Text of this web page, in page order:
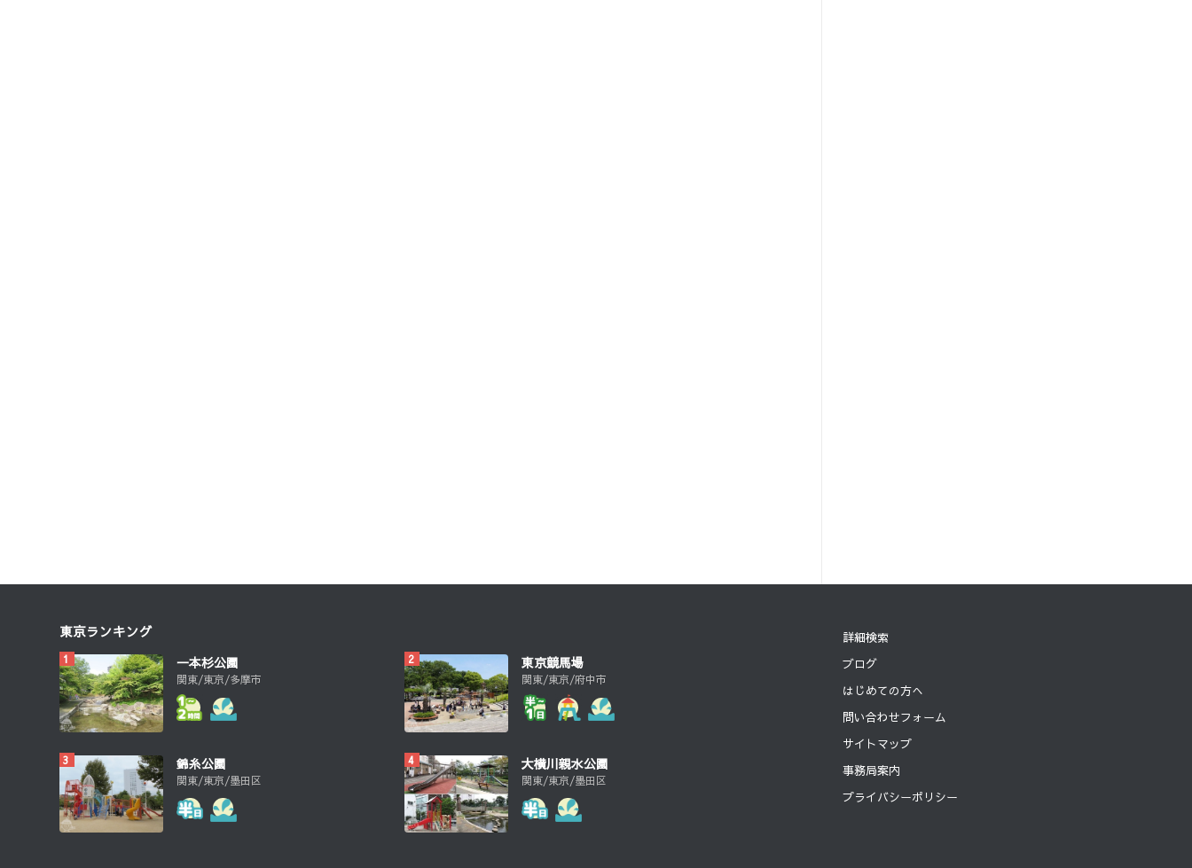
東京ランキング
一本杉公園
関東/東京/多摩市
東京競馬場
関東/東京/府中市
錦糸公園
関東/東京/墨田区
大横川親水公園
関東/東京/墨田区
詳細検索
ブログ
はじめての方へ
問い合わせフォーム
サイトマップ
事務局案内
プライバシーポリシー